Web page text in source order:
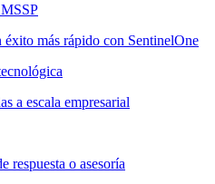
éxito más rápido con SentinelOne
a escala empresarial
respuesta o asesoría